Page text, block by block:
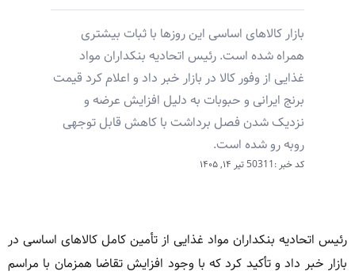
بازار کالاهای اساسی این روزها با ثبات بیشتری
همراه شده است. رئیس اتحادیه بنکداران مواد
غذایی از وفور کالا در بازار خبر داد و اعلام کرد قیمت
برنج ایرانی و حبوبات به دلیل افزایش عرضه و
نزدیک شدن فصل برداشت با کاهش قابل توجهی
روبه رو شده است.
کد خبر :50311 تیر ۱۴, ۱۴۰۵
رئیس اتحادیه بنکداران مواد غذایی از تأمین کامل کالاهای اساسی در
بازار خبر داد و تأکید کرد که با وجود افزایش تقاضا همزمان با مراسم